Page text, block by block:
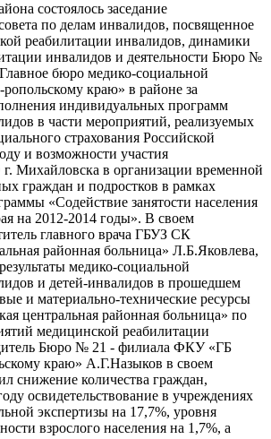
состоялось заседание
по делам инвалидов, посвященное
реабилитации инвалидов, динамики
инвалидов и деятельности Бюро №
бюро медико-социальной
краю» в районе за
индивидуальных программ
в части мероприятий, реализуемых
страхования Российской
и возможности участия
Михайловска в организации временной
граждан и подростков в рамках
«Содействие занятости населения
на 2012-2014 годы». В своем
главного врача ГБУЗ СК
районная больница» Л.Б.Яковлева,
медико-социальной
и детей-инвалидов в прошедшем
и материально-технические ресурсы
центральная районная больница» по
медицинской реабилитации
Бюро № 21 - филиала ФКУ «ГБ
краю» А.Г.Назыков в своем
снижение количества граждан,
освидетельствование в учреждениях
экспертизы на 17,7%, уровня
взрослого населения на 1,7%, а